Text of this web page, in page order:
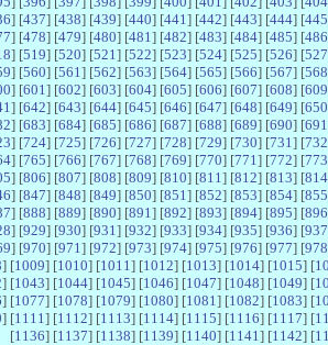
] [437] [438] [439] [440] [441 ] [442] [443] [444] [445
] [478] [479] [480] [481 ] [482] [483] [484] [485] [486
] [519] [520] [521 ] [522] [523] [524] [525] [526] [527
] [560] [561 ] [562] [563] [564] [565] [566] [567] [568
] [601 ] [602] [603] [604] [605] [606] [607] [608] [609
] [642] [643] [644] [645] [646] [647] [648] [649] [650
] [683] [684] [685] [686] [687] [688] [689] [690] [691
] [724] [725] [726] [727] [728] [729] [730] [731 ] [732
] [765] [766] [767] [768] [769] [770] [771 ] [772] [773
] [806] [807] [808] [809] [810] [811 ] [812] [813] [814
] [847] [848] [849] [850] [851 ] [852] [853] [854] [855
] [888] [889] [890] [891 ] [892] [893] [894] [895] [896
] [929] [930] [931 ] [932] [933] [934] [935] [936] [937
] [970] [971 ] [972] [973] [974] [975] [976] [977] [978
] [1009] [1010] [1011 ] [1012] [1013] [1014] [1015] [
] [1043] [1044] [1045] [1046] [1047] [1048] [1049] [
] [1077] [1078] [1079] [1080] [1081 ] [1082] [1083] [
] [1111 ] [1112] [1113] [1114] [1115] [1116] [1117] [
[1136] [1137] [1138] [1139] [1140] [1141 ] [1142] [